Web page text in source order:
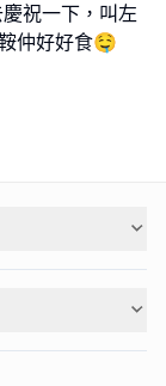
祝一下，叫左